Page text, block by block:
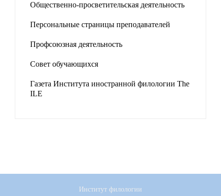
Общественно-просветительская деятельность
Персональные страницы преподавателей
Профсоюзная деятельность
Совет обучающихся
Газета Института иностранной филологии The
ILE
Институт филологии